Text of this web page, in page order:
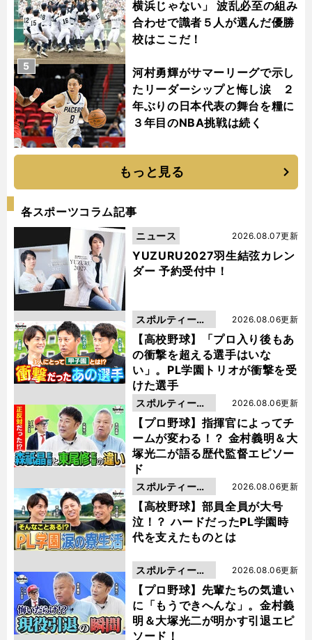
横浜じゃない」 波乱必至の組み
合わせで識者５人が選んだ優勝
校はここだ！
河村勇輝がサマーリーグで示し
たリーダーシップと悔し涙 ２
年ぶりの日本代表の舞台を糧に
３年目のNBA挑戦は続く
5
もっと見る
各スポーツコラム記事
YUZURU2027羽生結弦カレン
ダー 予約受付中！
2026.08.07更新
ニュース
【高校野球】「プロ入り後もあ
の衝撃を超える選手はいな
い」。PL学園トリオが衝撃を受
けた選手
2026.08.06更新
スポルティーバ
動画
【プロ野球】指揮官によってチ
ームが変わる！？ 金村義明＆大
塚光二が語る歴代監督エピソー
ド
2026.08.06更新
スポルティーバ
動画
【高校野球】部員全員が大号
泣！？ ハードだったPL学園時
代を支えたものとは
2026.08.06更新
スポルティーバ
動画
【プロ野球】先輩たちの気遣い
に「もうできへんな」。金村義
明＆大塚光二が明かす引退エピ
ソード！
2026.08.06更新
スポルティーバ
動画